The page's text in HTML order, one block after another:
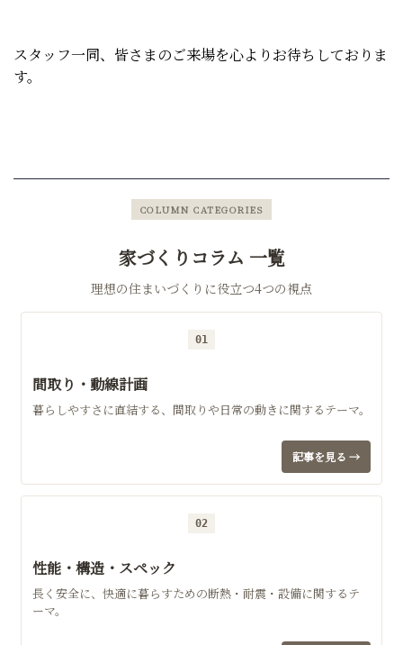
スタッフ一同、皆さまのご来場を心よりお待ちしておりま
す。
COLUMN CATEGORIES
家づくりコラム 一覧
理想の住まいづくりに役立つ4つの視点
01
間取り・動線計画
暮らしやすさに直結する、間取りや日常の動きに関するテーマ。
記事を見る →
02
性能・構造・スペック
長く安全に、快適に暮らすための断熱・耐震・設備に関するテ
ーマ。